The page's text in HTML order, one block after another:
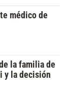
médico de
la familia de
y la decisión